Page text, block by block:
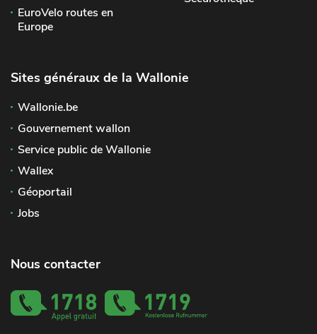
EuroVelo routes en
Europe
Sites généraux de la Wallonie
Wallonie.be
Gouvernement wallon
Service public de Wallonie
Wallex
Géoportail
Jobs
Nous contacter